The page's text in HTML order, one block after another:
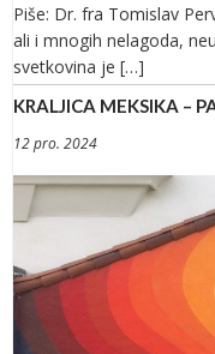
Piše: Dr. fra Tomislav
ali i mnogih nelagoda,
svetkovina je […]
KRALJICA MEKSIKA –
12 pro. 2024